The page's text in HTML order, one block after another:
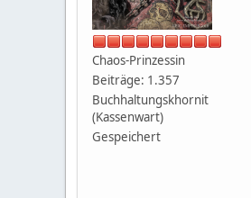
Chaos-Prinzessin
Beiträge: 1.357
Buchhaltungskhornit
(Kassenwart)
Gespeichert